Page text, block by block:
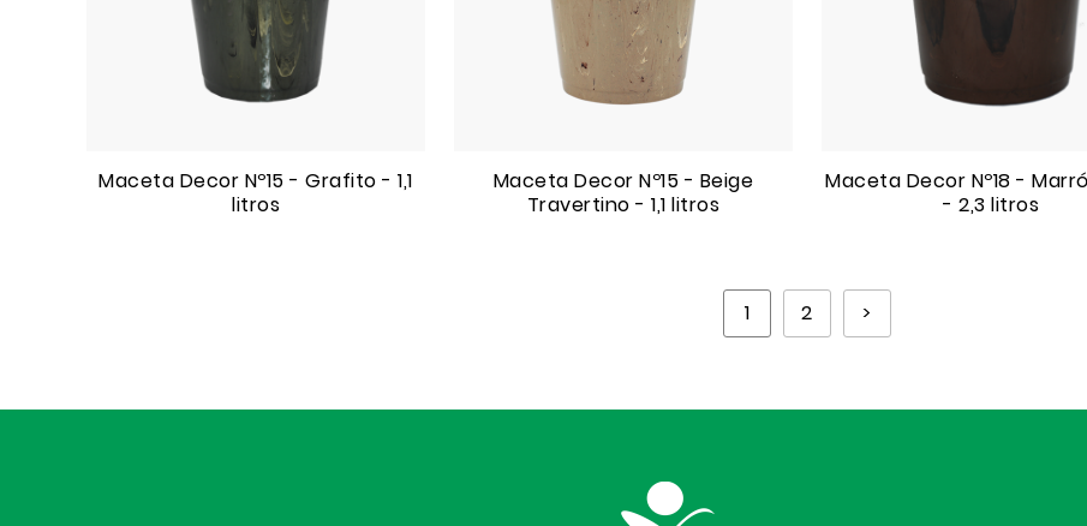
Maceta Decor Nº15 - Grafito - 1,1
litros
Maceta Decor Nº15 - Beige
Travertino - 1,1 litros
Maceta Decor Nº18 -
- 2,3 litros
1 2 >